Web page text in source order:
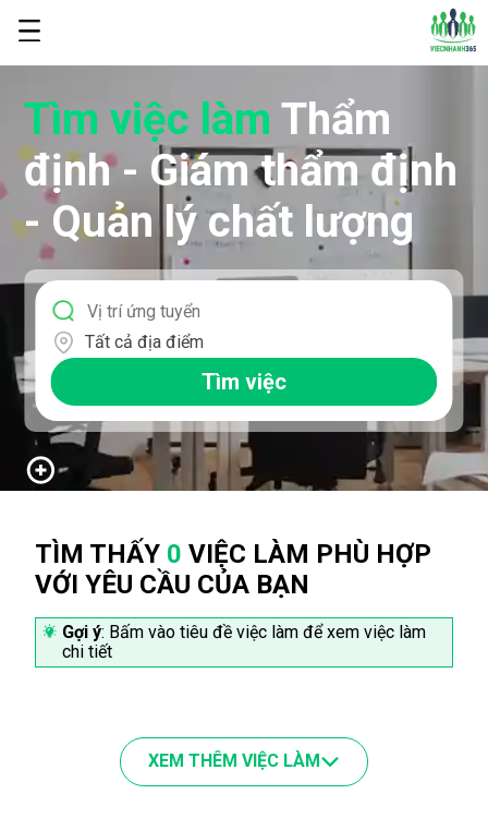
Tìm việc làmThẩm
định - Giám thẩm định
- Quản lý chất lượng
Tất cả địa điểm
Tìm việc
TÌM THẤY 0 VIỆC LÀM PHÙ HỢP
VỚI YÊU CẦU CỦA BẠN
Gợi ý: Bấm vào tiêu đề việc làm để xem việc làm
chi tiết
XEM THÊM VIỆC LÀM